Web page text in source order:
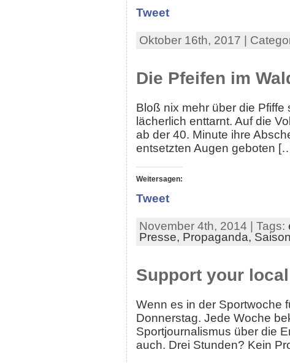
Tweet
Oktober 16th, 2017 |
Die Pfeifen im
Bloß nix mehr über die
lächerlich enttarnt. Auf die
ab der 40. Minute ihre
entsetzten Augen geboten
Weitersagen:
Tweet
November 4th, 2014 | Tags:
Presse, Propaganda,
Support your
Wenn es in der Sportwoche
Donnerstag. Jede Woche
Sportjournalismus über die
auch. Drei Stunden? Kein